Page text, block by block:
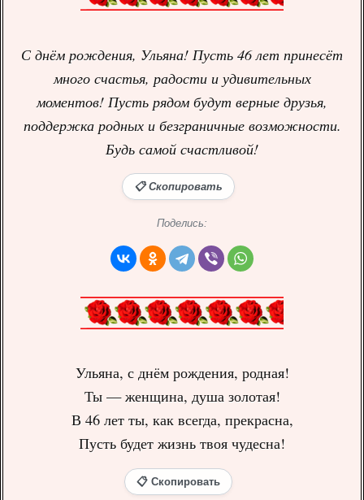
С днём рождения, Ульяна! Пусть 46 лет принесёт
много счастья, радости и удивительных
моментов! Пусть рядом будут верные друзья,
поддержка родных и безграничные возможности.
Будь самой счастливой!
📋 Скопировать
Поделись:
Ульяна, с днём рождения, родная!
Ты — женщина, душа золотая!
В 46 лет ты, как всегда, прекрасна,
Пусть будет жизнь твоя чудесна!
📋 Скопировать